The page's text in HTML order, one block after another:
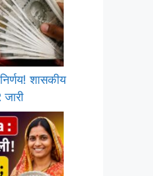
शासकीय